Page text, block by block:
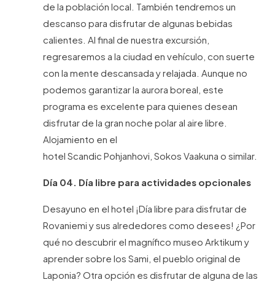
de la población local. También tendremos un
descanso para disfrutar de algunas bebidas
calientes. Al final de nuestra excursión,
regresaremos a la ciudad en vehículo, con suerte
con la mente descansada y relajada. Aunque no
podemos garantizar la aurora boreal, este
programa es excelente para quienes desean
disfrutar de la gran noche polar al aire libre.
Alojamiento en el
hotel Scandic Pohjanhovi, Sokos Vaakuna o similar.
Día 04. Día libre para actividades opcionales
Desayuno en el hotel ¡Día libre para disfrutar de
Rovaniemi y sus alrededores como desees! ¿Por
qué no descubrir el magnífico museo Arktikum y
aprender sobre los Sami, el pueblo original de
Laponia? Otra opción es disfrutar de alguna de las